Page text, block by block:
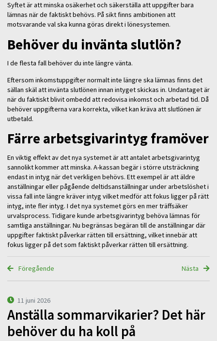
Syftet är att minska osäkerhet och säkerställa att uppgifter bara
lämnas när de faktiskt behövs. På sikt finns ambitionen att
motsvarande val ska kunna göras direkt i lönesystemen.
Behöver du invänta slutlön?
I de flesta fall behöver du inte längre vänta.
Eftersom inkomstuppgifter normalt inte längre ska lämnas finns det
sällan skäl att invänta slutlönen innan intyget skickas in. Undantaget är
när du faktiskt blivit ombedd att redovisa inkomst och arbetad tid. Då
behöver uppgifterna vara korrekta, vilket kan kräva att slutlönen är
utbetald.
Färre arbetsgivarintyg framöver
En viktig effekt av det nya systemet är att antalet arbetsgivarintyg
sannolikt kommer att minska. A-kassan begär i större utsträckning
endast in intyg när det verkligen behövs. Ett exempel är att äldre
anställningar eller pågående deltidsanställningar under arbetslöshet i
vissa fall inte längre kräver intyg vilket medför att fokus ligger på rätt
intyg, inte fler intyg. I det nya systemet görs en mer träffsäker
urvalsprocess. Tidigare kunde arbetsgivarintyg behöva lämnas för
samtliga anställningar. Nu begränsas begäran till de anställningar där
uppgifter faktiskt påverkar rätten till ersättning, vilket innebär att
fokus ligger på det som faktiskt påverkar rätten till ersättning.
Föregående Nästa
11 juni 2026
Anställa sommarvikarier? Det här
behöver du ha koll på